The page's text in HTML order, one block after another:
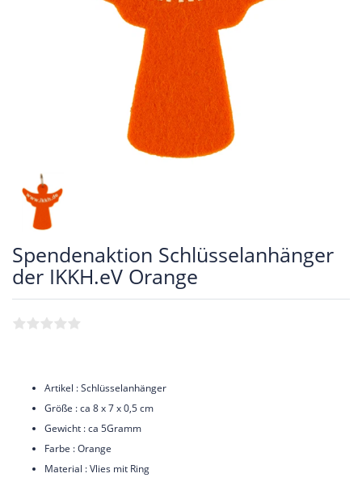
Spendenaktion Schlüsselanhänger
der IKKH.eV Orange
Artikel : Schlüsselanhänger
Größe : ca 8 x 7 x 0,5 cm
Gewicht : ca 5Gramm
Farbe : Orange
Material : Vlies mit Ring